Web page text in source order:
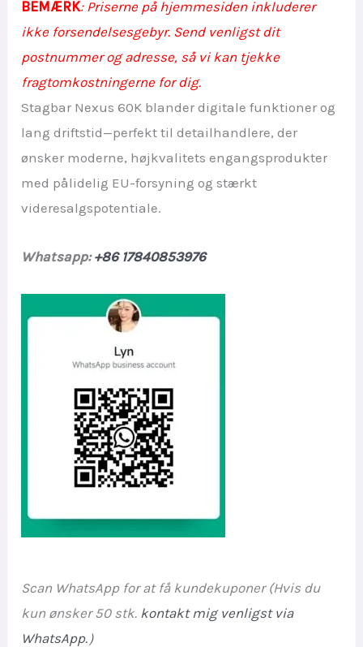
price
€58.00.
price
is:
€6.80.
BEMÆRK: Priserne på hjemmesiden inkluderer
ikke forsendelsesgebyr. Send venligst dit
postnummer og adresse, så vi kan tjekke
fragtomkostningerne for dig.
Stagbar Nexus 60K blander digitale funktioner og
lang driftstid—perfekt til detailhandlere, der
ønsker moderne, højkvalitets engangsprodukter
med pålidelig EU-forsyning og stærkt
videresalgspotentiale.
Whatsapp:+86 17840853976
Scan WhatsApp for at få kundekuponer (Hvis du
kun ønsker 50 stk. kontakt mig venligst via
WhatsApp. ）